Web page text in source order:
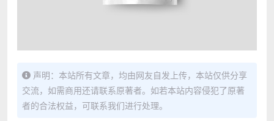
声明：本站所有文章，均由网友自发上传，本站仅供分享
交流，如需商用还请联系原著者。如若本站内容侵犯了原著
者的合法权益，可联系我们进行处理。